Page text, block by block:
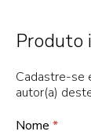
Produto
Cadastre-se
autor(a)
Nome *